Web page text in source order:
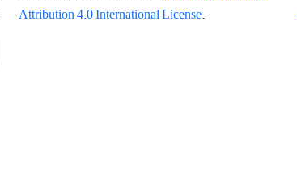
Attribution 4.0 International License.